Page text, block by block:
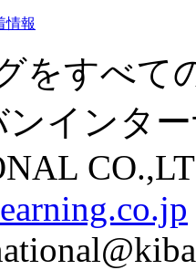
情報
をすべて
ンインタ